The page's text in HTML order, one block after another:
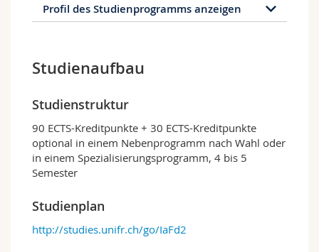
Profil des Studienprogramms anzeigen
Das Masterstudienprogramm in
Freiburg wird in Zusammenarbeit mit der
Pädagogischen Hochschule und der Universität
der italienischen Schweiz, der Pädagogischen
Hochschule Luzern und der Universität
Southampton angeboten. Im Zentrum steht
eine vertiefte theoretische und praktische
Studium vermittelt Kenntnisse verschiedener
Ansätze und Methoden des
Fremdsprachenlehrens und -lernens, deren
Studienaufbau
Studienstruktur
90 ECTS-Kreditpunkte + 30 ECTS-Kreditpunkte
optional in einem Nebenprogramm nach Wahl oder
in einem Spezialisierungsprogramm, 4 bis 5
Semester
Studienplan
http://studies.unifr.ch/go/IaFd2